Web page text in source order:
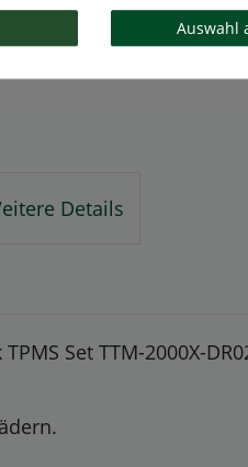
Details
Set TTM-2000X-
Auswahl